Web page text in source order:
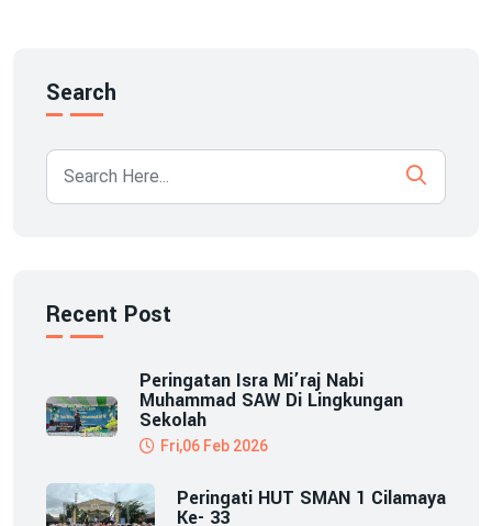
Search
Recent Post
Peringatan Isra Mi’raj Nabi
Muhammad SAW Di Lingkungan
Sekolah
Fri,06 Feb 2026
Peringati HUT SMAN 1 Cilamaya
Ke- 33